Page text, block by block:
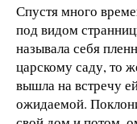
Спустя много
под видом
называла себя
царскому саду, то
вышла на встречу
ожидаемой.